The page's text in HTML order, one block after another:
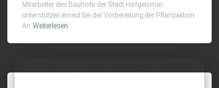
Mitarbeiter des Bauhofs der Stadt Hofgeismar
unterstützen erneut bei der Vorbereitung der Pflanzaktion.
An Weiterlesen